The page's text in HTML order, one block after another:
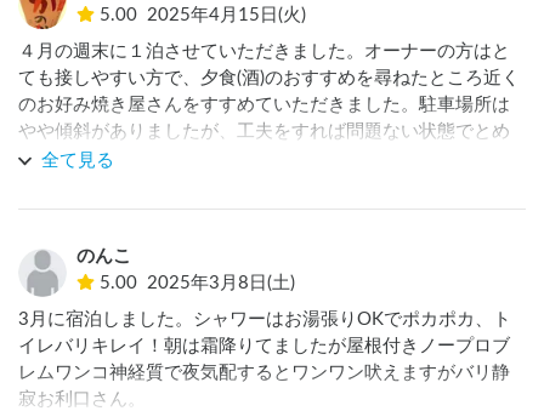
5.00 2025年4月15日(火)
４月の週末に１泊させていただきました。オーナーの方はと
ても接しやすい方で、夕食(酒)のおすすめを尋ねたところ近く
のお好み焼き屋さんをすすめていただきました。駐車場所は
やや傾斜がありましたが、工夫をすれば問題ない状態でとめ
ることができました。また機会があれば利用させていただき
全て見る
のんこ
5.00 2025年3月8日(土)
3月に宿泊しました。シャワーはお湯張りOKでポカポカ、ト
イレバリキレイ！朝は霜降りてましたが屋根付きノープロブ
レムワンコ神経質で夜気配するとワンワン吠えますがバリ静
寂お利口さん。